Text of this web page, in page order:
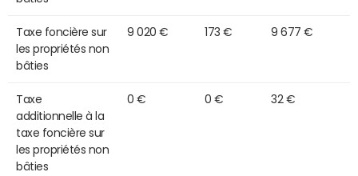
Taxe foncière sur
les propriétés non
bâties
9 020 € 173 € 9 677 €
Taxe
additionnelle à la
taxe foncière sur
les propriétés non
bâties
0 € 0 € 32 €